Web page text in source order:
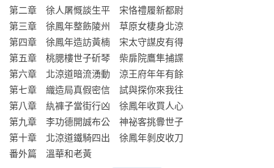
第二章　徐人屠慨談生平　宋恪禮履新都尉
第三章　徐鳳年整飭陵州　草原女棲身北涼
第四章　徐鳳年造訪黃楠　宋太守謀皮有得
第五章　桃腮樓世子斫琴　柴扉院鷹隼捕諜
第六章　北涼道暗流湧動　涼王府年年有餘
第七章　織造局真假密信　試與探你來我往
第八章　紈褲子當街行凶　徐鳳年收買人心
第九章　李功德開誠布公　神祕客挑釁世子
第十章　北涼道鐵騎四出　徐鳳年剝皮收刀
番外篇　溫華和老黃